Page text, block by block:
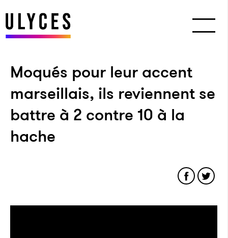
Moqués pour leur accent
marseillais, ils reviennent se
battre à 2 contre 10 à la
hache